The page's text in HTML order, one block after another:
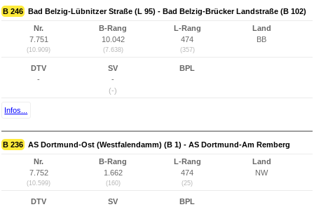
B 246 Bad Belzig-Lübnitzer Straße (L 95) - Bad Belzig-Brücker Landstraße (B 102)
Nr.
7.751
(10.909)
B-Rang
10.042
(7.638)
L-Rang
474
(357)
Land
BB
DTV
-
SV
-
(-)
BPL
Infos...
B 236 AS Dortmund-Ost (Westfalendamm) (B 1) - AS Dortmund-Am Remberg
Nr.
7.752
(10.599)
B-Rang
1.662
(160)
L-Rang
474
(25)
Land
NW
DTV
SV
BPL